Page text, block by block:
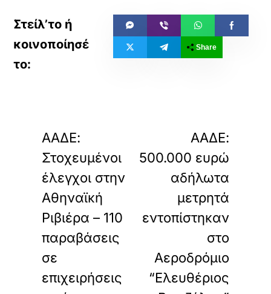
Share
ΑΑΔΕ:
Στοχευμένοι
έλεγχοι στην
Αθηναϊκή
Ριβιέρα – 110
παραβάσεις
σε
επιχειρήσεις
ΑΑΔΕ:
500.000 ευρώ
αδήλωτα
μετρητά
εντοπίστηκαν
στο
Αεροδρόμιο
“Ελευθέριος